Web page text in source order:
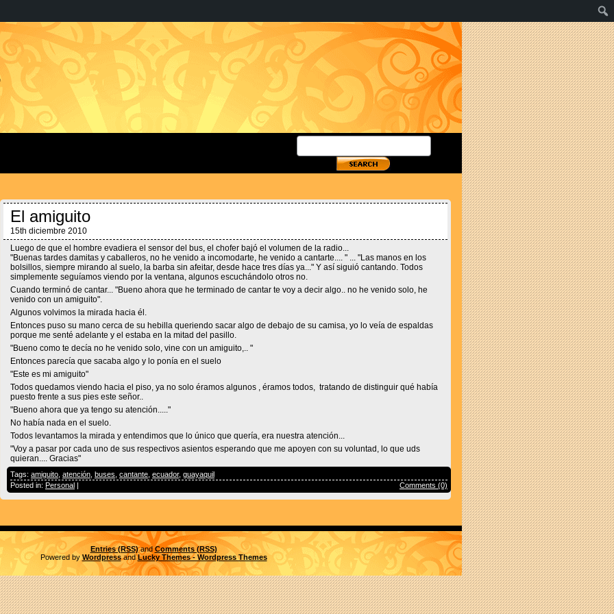
El amiguito
15th diciembre 2010
Luego de que el hombre evadiera el sensor del bus, el chofer bajó el volumen de la radio...
"Buenas tardes damitas y caballeros, no he venido a incomodarte, he venido a cantarte.... " ... "Las manos en los
bolsillos, siempre mirando al suelo, la barba sin afeitar, desde hace tres días ya..." Y así siguió cantando. Todos
simplemente seguíamos viendo por la ventana, algunos escuchándolo otros no.
Cuando terminó de cantar... "Bueno ahora que he terminado de cantar te voy a decir algo.. no he venido solo, he
venido con un amiguito".
Algunos volvimos la mirada hacia él.
Entonces puso su mano cerca de su hebilla queriendo sacar algo de debajo de su camisa, yo lo veía de espaldas
porque me senté adelante y el estaba en la mitad del pasillo.
"Bueno como te decía no he venido solo, vine con un amiguito,.. "
Entonces parecía que sacaba algo y lo ponía en el suelo
"Este es mi amiguito"
Todos quedamos viendo hacia el piso, ya no solo éramos algunos , éramos todos, tratando de distinguir qué había
puesto frente a sus pies este señor..
"Bueno ahora que ya tengo su atención....."
No había nada en el suelo.
Todos levantamos la mirada y entendimos que lo único que quería, era nuestra atención...
"Voy a pasar por cada uno de sus respectivos asientos esperando que me apoyen con su voluntad, lo que uds
quieran.... Gracias"
Tags: amiguito atención buses cantante ecuador, guayaquil
Posted in: Personal | Comments (0)
Entries (RSS)andComments (RSS)
Powered byWordpressandLucky Themes - Wordpress Themes